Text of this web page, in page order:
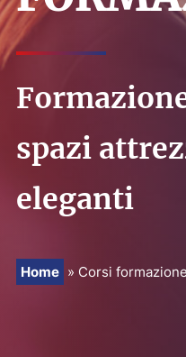
spazi
eleganti
Home » Corsi formazione